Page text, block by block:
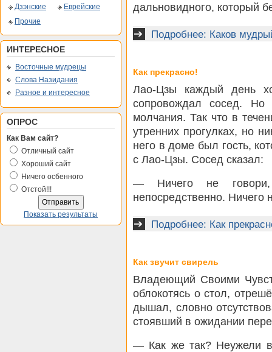
Дзэнские
Еврейские
Прочие
ИНТЕРЕСНОЕ
Восточные мудрецы
Слова Назидания
Разное и интересное
ОПРОС
Как Вам сайт?
Отличный сайт
Хороший сайт
Ничего осбенного
Отстой!!!
Показать результаты
дальновидного, который
Подробнее: Каков
Как прекрасно!
Лао-Цзы каждый день
сопровождал сосед.
молчания. Так что в
утренних прогулках, но
него в доме был гость,
с Лао-Цзы. Сосед сказал:
— Ничего не
непосредственно. Ничего
Подробнее: Как
Как звучит свирель
Владеющий Своими
облокотясь о стол,
дышал, словно
стоявший в ожидании
— Как же так? Неужели